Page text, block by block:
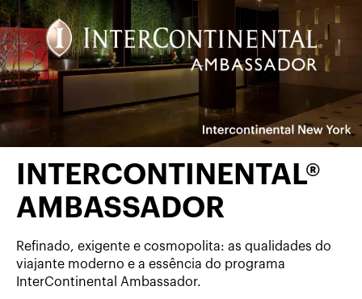
INTERCONTINENTAL®
AMBASSADOR
Refinado, exigente e cosmopolita: as qualidades do
viajante moderno e a essência do programa
InterContinental Ambassador.